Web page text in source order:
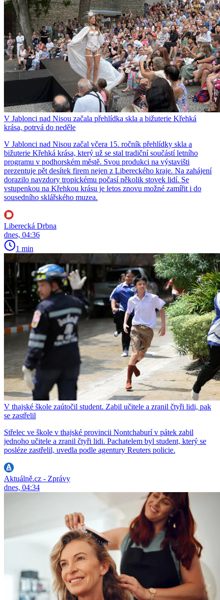
V Jablonci nad Nisou začala přehlídka skla a bižuterie Křehká
krása, potrvá do neděle
V Jablonci nad Nisou začal včera 15. ročník přehlídky skla a
bižuterie Křehká krása, který už se stal tradiční součástí letního
programu v podhorském městě. Svou produkci na výstavišti
prezentuje pět desítek firem nejen z Libereckého kraje. Na zahájení
dorazilo navzdory tropickému počasí několik stovek lidí. Se
vstupenkou na Křehkou krásu je letos znovu možné zamířit i do
sousedního sklářského muzea.
Liberecká Drbna
dnes, 04:36
1 min
V thajské škole zaútočil student. Zabil učitele a zranil čtyři lidi, pak
se zastřelil
Střelec ve škole v thajské provincii Nontchaburí v pátek zabil
jednoho učitele a zranil čtyři lidi. Pachatelem byl student, který se
posléze zastřelil, uvedla podle agentury Reuters policie.
Aktuálně.cz - Zprávy
dnes, 04:34